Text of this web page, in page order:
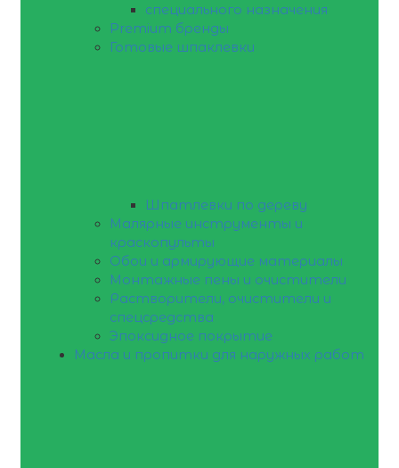
специального назначения
Premium бренды
Готовые шпаклевки
Шпатлевки по дереву
Малярные инструменты и
краскопульты
Обои и армирующие материалы
Монтажные пены и очистители
Растворители, очистители и
спецсредства
Эпоксидное покрытие
Масла и пропитки для наружных работ